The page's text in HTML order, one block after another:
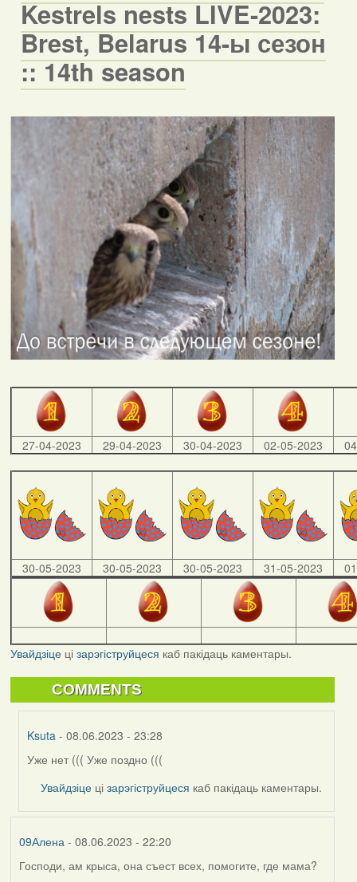
Kestrels nests LIVE-2023:
Brest, Belarus 14-ы сезон
:: 14th season
27-04-2023 29-04-2023 30-04-2023 02-05-2023
30-05-2023 30-05-2023 30-05-2023 31-05-2023
Увайдзіцеці зарэгіструйцеся каб пакідаць каментары.
COMMENTS
Ksuta - 08.06.2023 - 23:28
In
reply
by
Уже нет ((( Уже поздно (((
Увайдзіце цізарэгіструйцеся каб пакідаць каментары.
09Алена- 08.06.2023 - 22:20
Господи, ам крыса, она съест всех, помогите, где мама?